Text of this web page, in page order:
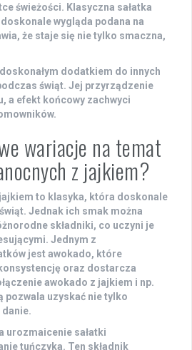
świeżości. Klasyczna sałatka
wygląda podana na
że staje się nie tylko smaczna,
dodatkiem do innych
świąt. Jej przyrządzenie
a efekt końcowy zachwyci
wariacje na temat
z jajkiem?
to klasyka, która doskonale
Jednak ich smak można
składniki, co uczyni je
Jednym z
jestawokado, które
oraz dostarcza
awokado z jajkiem i np.
pozwala uzyskać nie tylko
urozmaicenie sałatki
tuńczyka. Ten składnik